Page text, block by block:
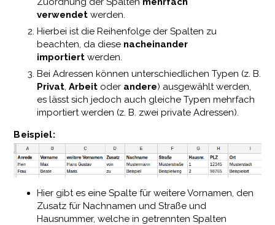
verwendet werden.
Hierbei ist die Reihenfolge der Spalten zu
beachten, da diese nacheinander
importiert werden.
Bei Adressen können unterschiedlichen Typen (z. B.
Privat, Arbeit oder andere) ausgewählt werden,
es lässt sich jedoch auch gleiche Typen mehrfach
importiert werden (z. B. zwei private Adressen).
Beispiel:
Hier gibt es eine Spalte für weitere Vornamen, den
Zusatz für Nachnamen und Straße und
Hausnummer, welche in getrennten Spalten